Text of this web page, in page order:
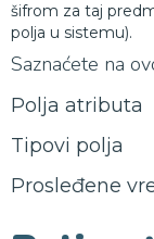
šifrom za taj
polja u sistemu).
Saznaćete na
Polja atributa
Tipovi polja
Prosleđene